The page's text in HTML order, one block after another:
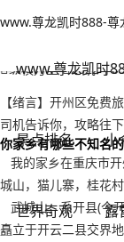
www.尊龙凯时888-尊
www.尊龙凯时
景点排名 小
世界奇观 露
www.尊龙凯时888-尊
开州区免费旅游景点
纵横万里 2022年
【绪言】开州区免费
司机告诉你，攻略往
你家乡有哪些不知名
我的家乡在重庆市
城山，猫儿寨，桂花
武城山，系开县(今
矗立于开云二县交界